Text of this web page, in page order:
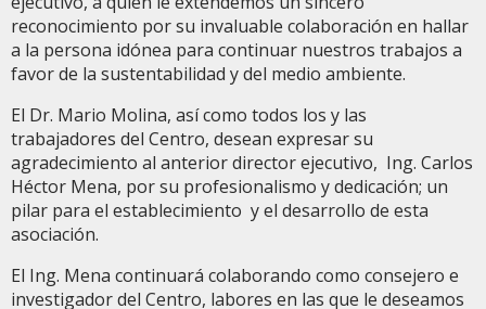
reconocimiento por su invaluable colaboración en hallar
a la persona idónea para continuar nuestros trabajos a
favor de la sustentabilidad y del medio ambiente.
El Dr. Mario Molina, así como todos los y las
trabajadores del Centro, desean expresar su
agradecimiento al anterior director ejecutivo, Ing. Carlos
Héctor Mena, por su profesionalismo y dedicación; un
pilar para el establecimiento y el desarrollo de esta
asociación.
El Ing. Mena continuará colaborando como consejero e
investigador del Centro, labores en las que le deseamos